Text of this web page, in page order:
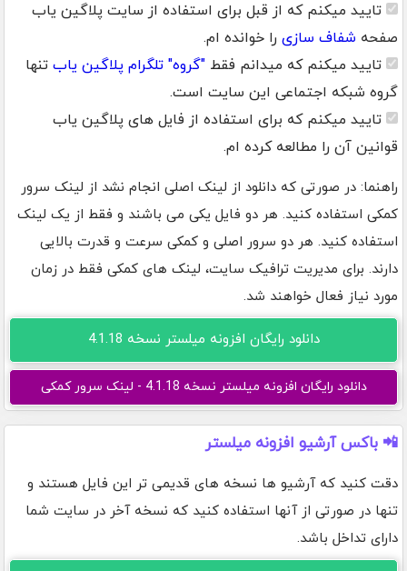
تایید میکنم که از قبل برای استفاده از سایت پلاگین یاب
صفحه شفاف سازی را خوانده ام.
تایید میکنم که میدانم فقط "گروه" تلگرام پلاگین یاب تنها
گروه شبکه اجتماعی این سایت است.
تایید میکنم که برای استفاده از فایل های پلاگین یاب
قوانین آن را مطالعه کرده ام.
راهنما: در صورتی که دانلود از لینک اصلی انجام نشد از لینک سرور
کمکی استفاده کنید. هر دو فایل یکی می باشند و فقط از یک لینک
استفاده کنید. هر دو سرور اصلی و کمکی سرعت و قدرت بالایی
دارند. برای مدیریت ترافیک سایت، لینک های کمکی فقط در زمان
مورد نیاز فعال خواهند شد.
دانلود رایگان افزونه میلستر نسخه 4.1.18
دانلود رایگان افزونه میلستر نسخه 4.1.18 - لینک سرور کمکی
📲 باکس آرشیو افزونه میلستر
دقت کنید که آرشیو ها نسخه های قدیمی تر این فایل هستند و
تنها در صورتی از آنها استفاده کنید که نسخه آخر در سایت شما
دارای تداخل باشد.